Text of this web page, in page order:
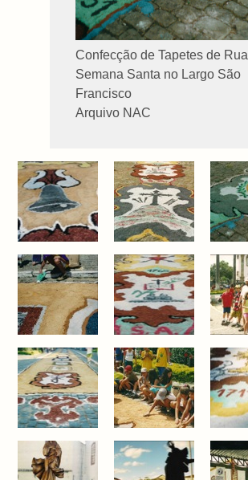
Confecção de Tapetes de Rua
Semana Santa no Largo São
Francisco
Arquivo NAC